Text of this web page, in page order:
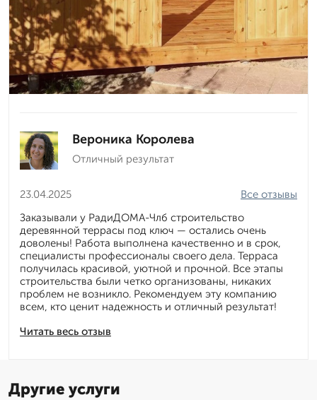
Вероника Королева
Отличный результат
23.04.2025
Читать весь отзыв
Все отзывы
Заказывали у РадиДОМА-Члб строительство
деревянной террасы под ключ — остались очень
доволены! Работа выполнена качественно и в срок,
специалисты профессионалы своего дела. Терраса
получилась красивой, уютной и прочной. Все этапы
строительства были четко организованы, никаких
проблем не возникло. Рекомендуем эту компанию
всем, кто ценит надежность и отличный результат!
Другие услуги